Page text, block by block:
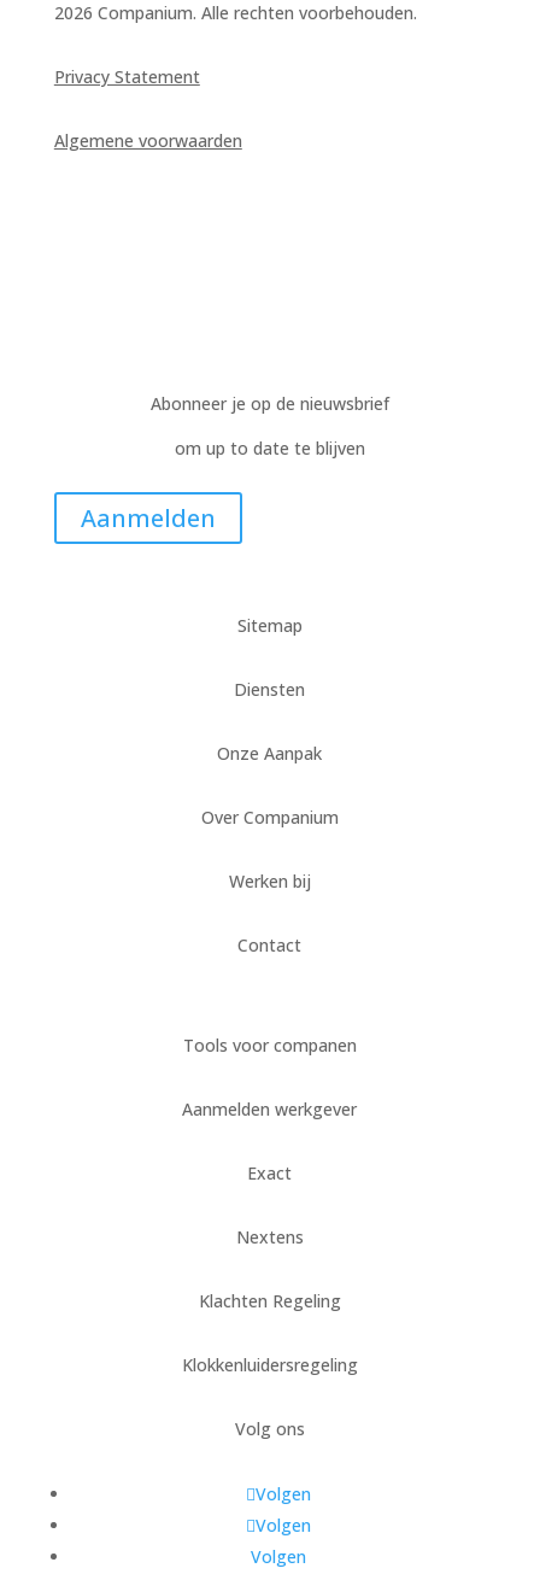
2026 Companium. Alle rechten voorbehouden.
Privacy Statement
Algemene voorwaarden
Abonneer je op de nieuwsbrief
om up to date te blijven
Aanmelden
Sitemap
Diensten
Onze Aanpak
Over Companium
Werken bij
Contact
Tools voor companen
Aanmelden werkgever
Exact
Nextens
Klachten Regeling
Klokkenluidersregeling
Volg ons
Volgen
Volgen
Volgen